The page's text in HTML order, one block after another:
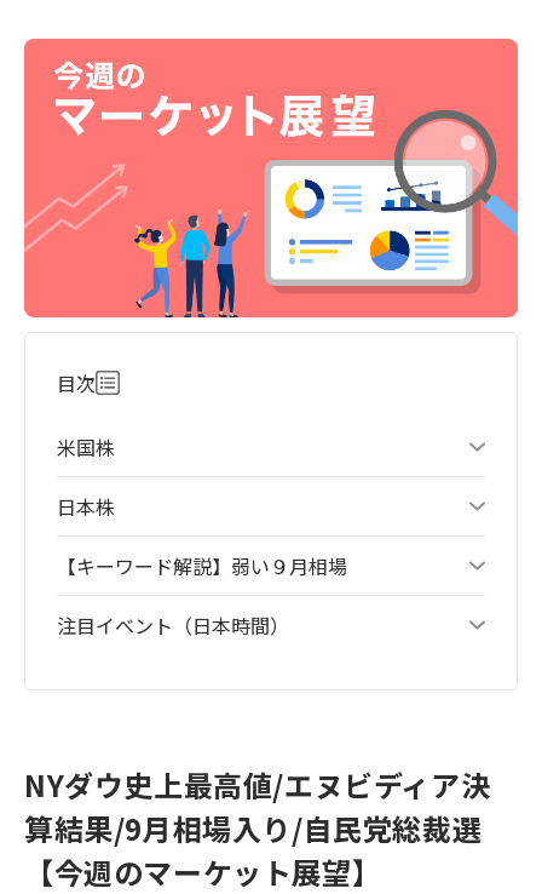
目次
米国株
日本株
【キーワード解説】弱い９月相場
注目イベント（日本時間）
NYダウ史上最高値/エヌビディア決
算結果/9月相場入り/自民党総裁選
【今週のマーケット展望】